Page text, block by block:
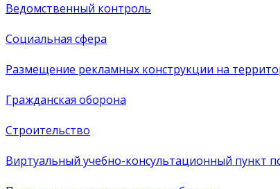
Ведомственный контроль
Социальная сфера
Размещение рекламных конструкции на
Гражданская оборона
Строительство
Виртуальный учебно-консультационный пункт